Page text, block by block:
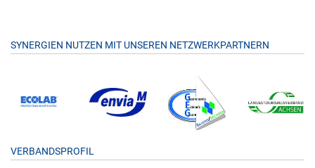
SYNERGIEN NUTZEN MIT UNSEREN NETZWERKPARTNERN
VERBANDSPROFIL